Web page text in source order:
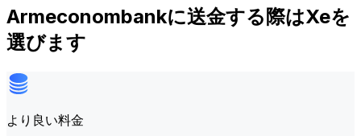
Armeconombankに送金する際はXeを
選びます
より良い料金